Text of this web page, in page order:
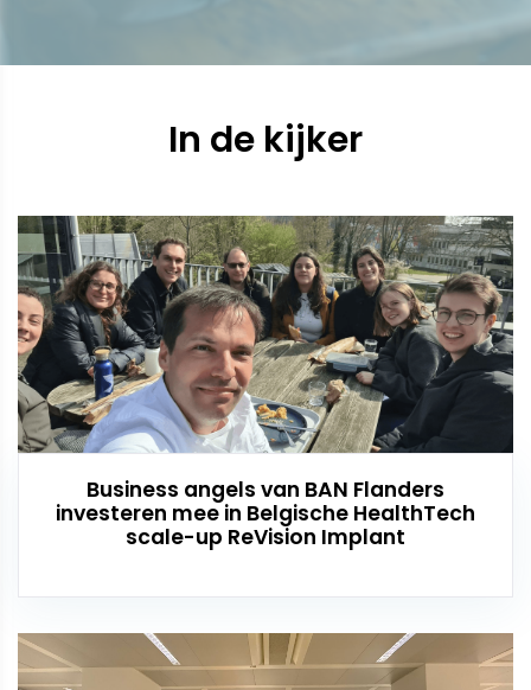
In de kijker
Business angels van BAN Flanders
investeren mee in Belgische HealthTech
scale-up ReVision Implant